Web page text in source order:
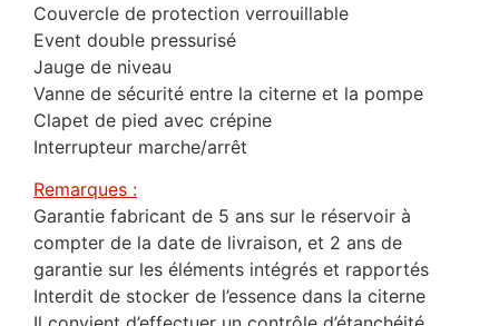
Couvercle de protection verrouillable
Event double pressurisé
Jauge de niveau
Vanne de sécurité entre la citerne et la pompe
Clapet de pied avec crépine
Interrupteur marche/arrêt
Remarques :
Garantie fabricant de 5 ans sur le réservoir à
compter de la date de livraison, et 2 ans de
garantie sur les éléments intégrés et rapportés
Interdit de stocker de l’essence dans la citerne